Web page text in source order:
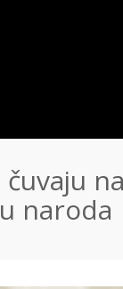
naroda